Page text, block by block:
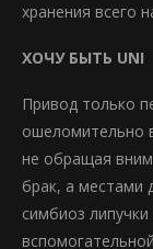
хранения всего
ХОЧУ БЫТЬ UNI
Привод только
ошеломительно
не обращая
брак, а местами
симбиоз